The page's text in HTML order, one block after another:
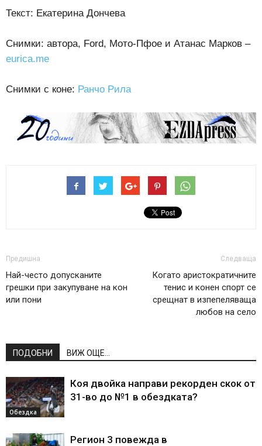
Текст: Екатерина Дончева
Снимки: автора, Ford, Мото-Пфое и Атанас Марков –
eurica.me
Снимки с коне: Ранчо Рила
Предишна
Най-често допусканите
грешки при закупуване на кон
или пони
Следваща
Когато аристократичните
тенис и конен спорт се
срещнат в изпепеляваща
любов на село
ПОДОБНИ ВИЖ ОЩЕ...
Обездка
Коя двойка направи рекорден скок от
31-во до №1 в обездката?
Регион 3 повежда в